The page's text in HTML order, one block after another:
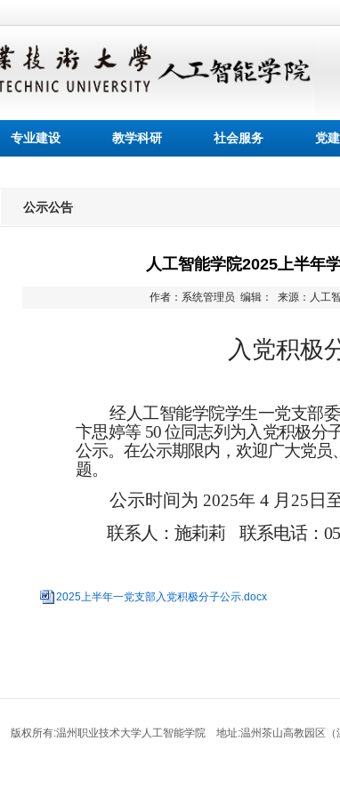
专业建设 教学科研 社会服务 党
公示公告
人工智能学院2025上半年
作者：系统管理员 编辑： 来源：人工
入党积极
经人工智能学院学生一党支部
卞思婷等 50位同志列为入党积极分
公示。在公示期限内，欢迎广大党
题。
公示时间为 2025年 4 月 25 日
联系人：施莉莉 联系电话：
2025上半年一党支部入党积极分子公示.docx
版权所有:温州职业技术大学人工智能学院 地址:温州茶山高教园区（